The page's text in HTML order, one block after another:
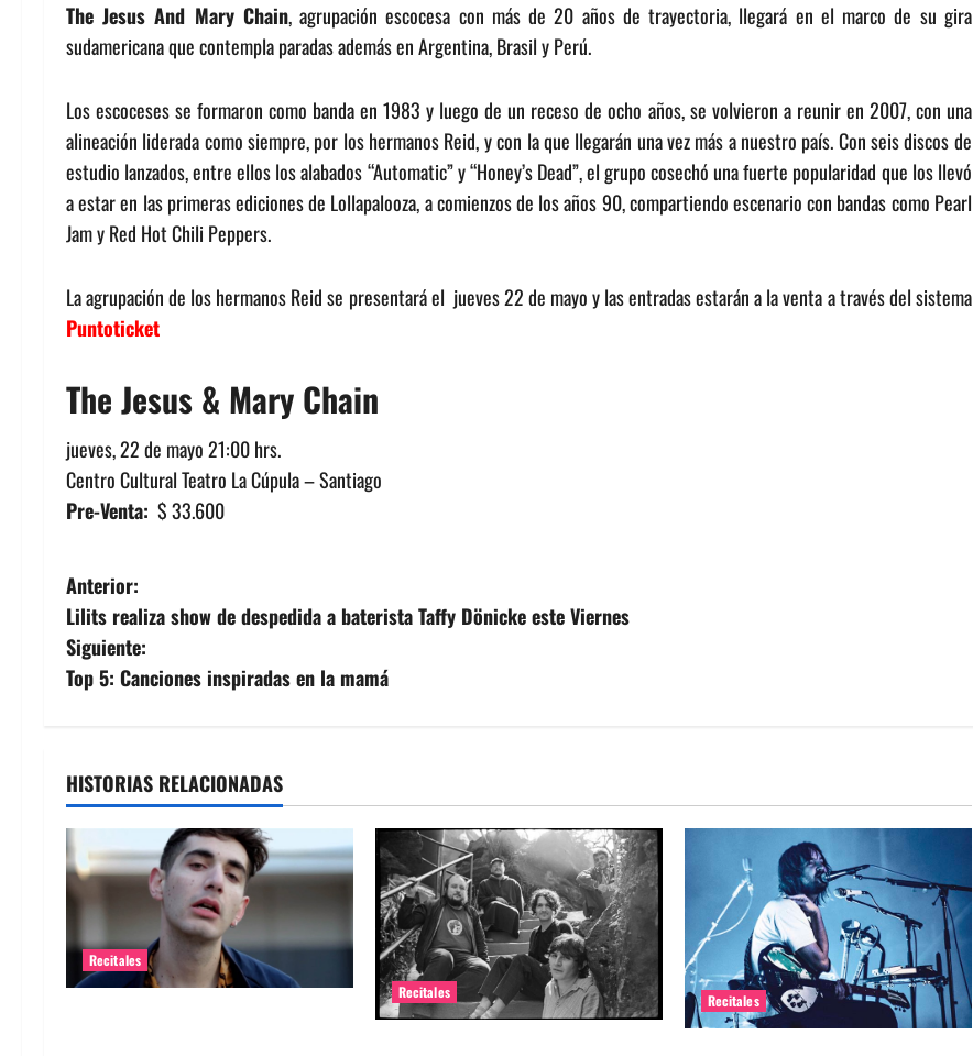
The Jesus And Mary Chain, agrupación escocesa con más de 20 años de trayectoria, llegará en el marco de su gira
sudamericana que contempla paradas además en Argentina, Brasil y Perú.
Los escoceses se formaron como banda en 1983 y luego de un receso de ocho años, se volvieron a reunir en 2007, con una
alineación liderada como siempre, por los hermanos Reid, y con la que llegarán una vez más a nuestro país. Con seis discos de
estudio lanzados, entre ellos los alabados “Automatic” y “Honey’s Dead”, el grupo cosechó una fuerte popularidad que los llevó
a estar en las primeras ediciones de Lollapalooza, a comienzos de los años 90, compartiendo escenario con bandas como Pearl
Jam y Red Hot Chili Peppers.
La agrupación de los hermanos Reid se presentará el jueves 22 de mayo y las entradas estarán a la venta a través del sistema
Puntoticket
The Jesus & Mary Chain
jueves, 22 de mayo 21:00 hrs.
Centro Cultural Teatro La Cúpula – Santiago
Pre-Venta: $ 33.600
N
a
v
g
a
c
i
ó
Anterior:
Lilits realiza show de despedida a baterista Taffy Dönicke este Viernes
Siguiente:
Top 5: Canciones inspiradas en la mamá
HISTORIAS RELACIONADAS
Recitales
Recitales Recitales